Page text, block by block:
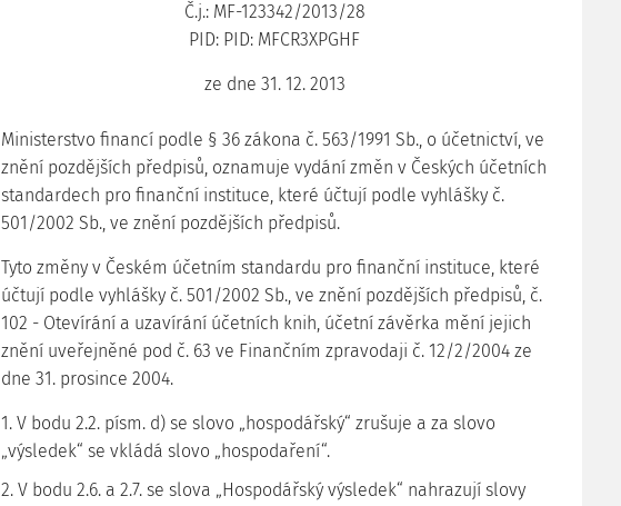
Č.j.: MF-123342/2013/28
PID: PID: MFCR3XPGHF
ze dne 31. 12. 2013
Ministerstvo financí podle § 36 zákona č. 563/1991 Sb., o účetnictví, ve
znění pozdějších předpisů, oznamuje vydání změn v Českých účetních
standardech pro finanční instituce, které účtují podle vyhlášky č.
501/2002 Sb., ve znění pozdějších předpisů.
Tyto změny v Českém účetním standardu pro finanční instituce, které
účtují podle vyhlášky č. 501/2002 Sb., ve znění pozdějších předpisů, č.
102 - Otevírání a uzavírání účetních knih, účetní závěrka mění jejich
znění uveřejněné pod č. 63 ve Finančním zpravodaji č. 12/2/2004 ze
dne 31. prosince 2004.
1. V bodu 2.2. písm. d) se slovo „hospodářský“ zrušuje a za slovo
„výsledek“ se vkládá slovo „hospodaření“.
2. V bodu 2.6. a 2.7. se slova „Hospodářský výsledek“ nahrazují slovy